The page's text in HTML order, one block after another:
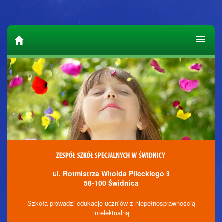
ul. Rotmistrza Witolda Pileckiego 3
58-100 Świdnica
Szkoła prowadzi edukację uczniów z niepełnosprawnością
intelektualną